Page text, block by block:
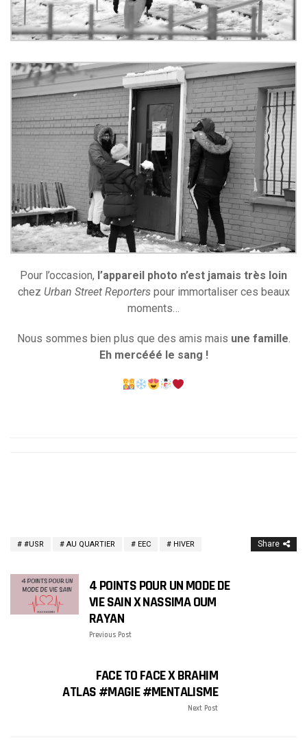
Pour l’occasion, l’appareil photo n’est jamais très loin
chez Urban Street Reporterspour immortaliser ces beaux
moments…
Nous sommes bien plus que des amis mais une famille
Eh mercééé le sang !
#USR AU QUARTIER EEC HIVER Share
4 POINTS POUR UN MODE DE
VIE SAIN X NASSIMA OUM
RAYAN
Previous Post
FACE TO FACE X BRAHIM
ATLAS #MAGIE #MENTALISME
Next Post